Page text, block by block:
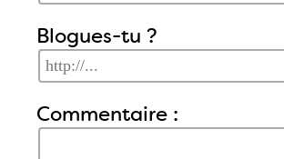
Blogues-tu ?
Commentaire :